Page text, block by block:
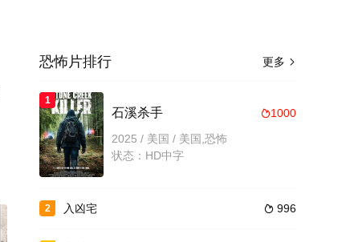
更多 
恐怖片排行
1
1000
石溪杀手
2025 / 美国 / 美国,恐怖
状态：HD中字
2  996
入凶宅